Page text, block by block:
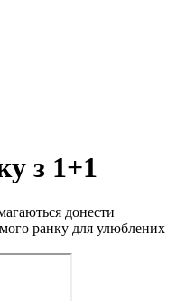
з 1+1
донести
ранку для улюблених